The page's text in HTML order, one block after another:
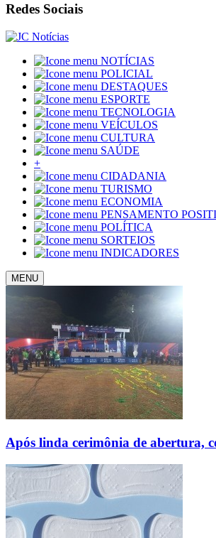
Redes Sociais
NOTÍCIAS
POLICIAL
DESTAQUES
ESPORTE
TECNOLOGIA
VEÍCULOS
CULTURA
SAÚDE
+
CIDADANIA
TURISMO
ECONOMIA
PENSAMENTO
POLÍTICA
SORTEIOS
INDICADORES
MENU
Após linda cerimônia de abertura,